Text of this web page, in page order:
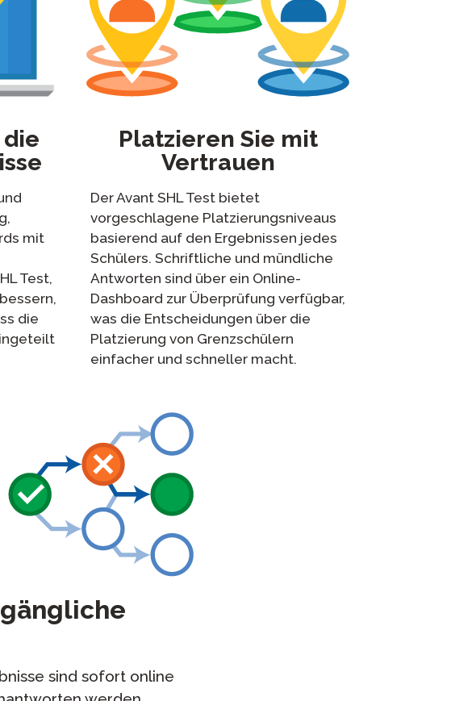
die
mit
Test,
die
Platzieren Sie mit
Vertrauen
Der Avant SHL Test bietet
vorgeschlagene Platzierungsniveaus
basierend auf den Ergebnissen jedes
Schülers. Schriftliche und mündliche
Antworten sind über ein Online-
Dashboard zur Überprüfung verfügbar,
was die Entscheidungen über die
Platzierung von Grenzschülern
einfacher und schneller macht.
sind sofort online